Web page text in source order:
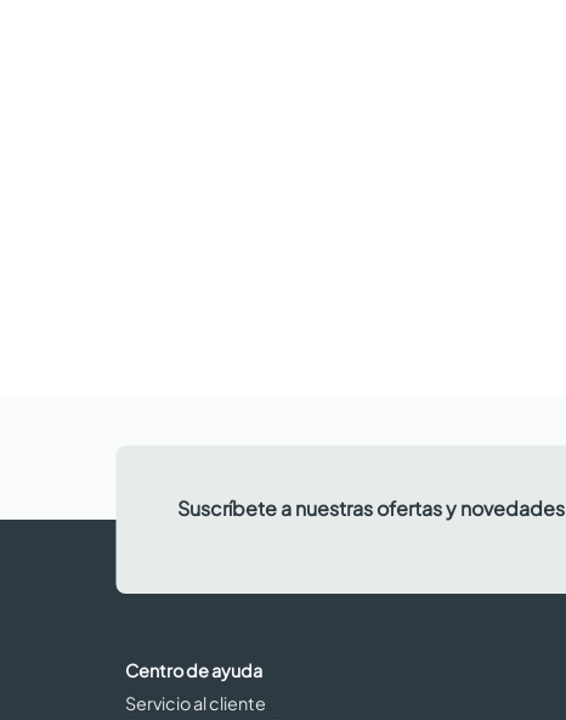
Suscríbete a nuestras ofertas y novedades
Centro de ayuda
Servicio al cliente